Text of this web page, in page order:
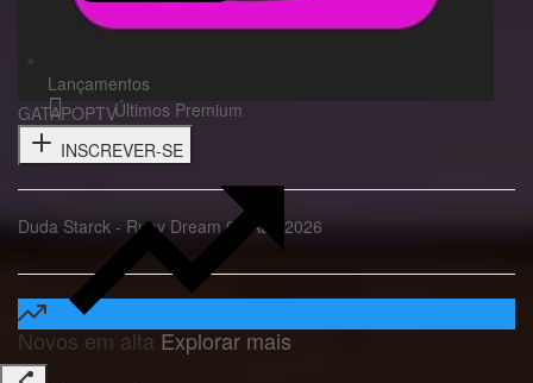
GATAPOPTV
INSCREVER-SE
Duda Starck - Ruby Dream 05 Aug 2026
Novos em altaExplorar mais
Lançamentos
Últimos Premium